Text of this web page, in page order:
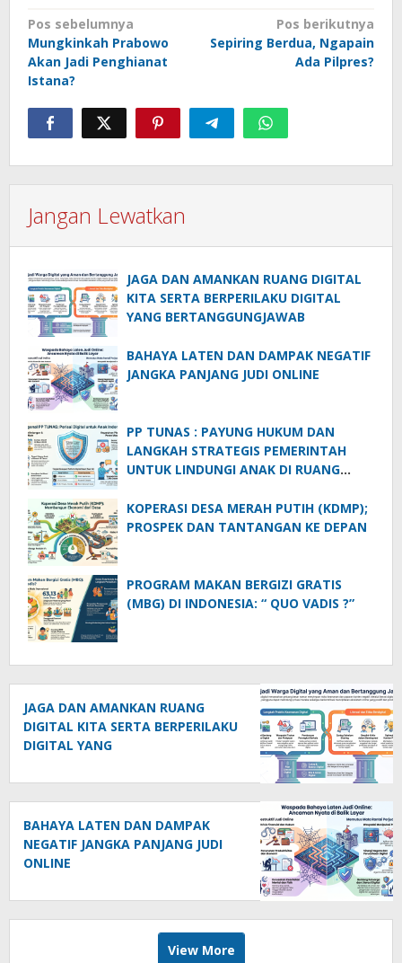
Navigasi
pos
Pos sebelumnya
Mungkinkah Prabowo
Akan Jadi Penghianat
Istana?
Pos berikutnya
Sepiring Berdua, Ngapain
Ada Pilpres?
Jangan Lewatkan
JAGA DAN AMANKAN RUANG DIGITAL
KITA SERTA BERPERILAKU DIGITAL
YANG BERTANGGUNGJAWAB
BAHAYA LATEN DAN DAMPAK NEGATIF
JANGKA PANJANG JUDI ONLINE
PP TUNAS : PAYUNG HUKUM DAN
LANGKAH STRATEGIS PEMERINTAH
UNTUK LINDUNGI ANAK DI RUANG
KOPERASI DESA MERAH PUTIH (KDMP);
PROSPEK DAN TANTANGAN KE DEPAN
PROGRAM MAKAN BERGIZI GRATIS
(MBG) DI INDONESIA: “ QUO VADIS ?”
JAGA DAN AMANKAN RUANG
DIGITAL KITA SERTA BERPERILAKU
DIGITAL YANG
BAHAYA LATEN DAN DAMPAK
NEGATIF JANGKA PANJANG JUDI
ONLINE
View More